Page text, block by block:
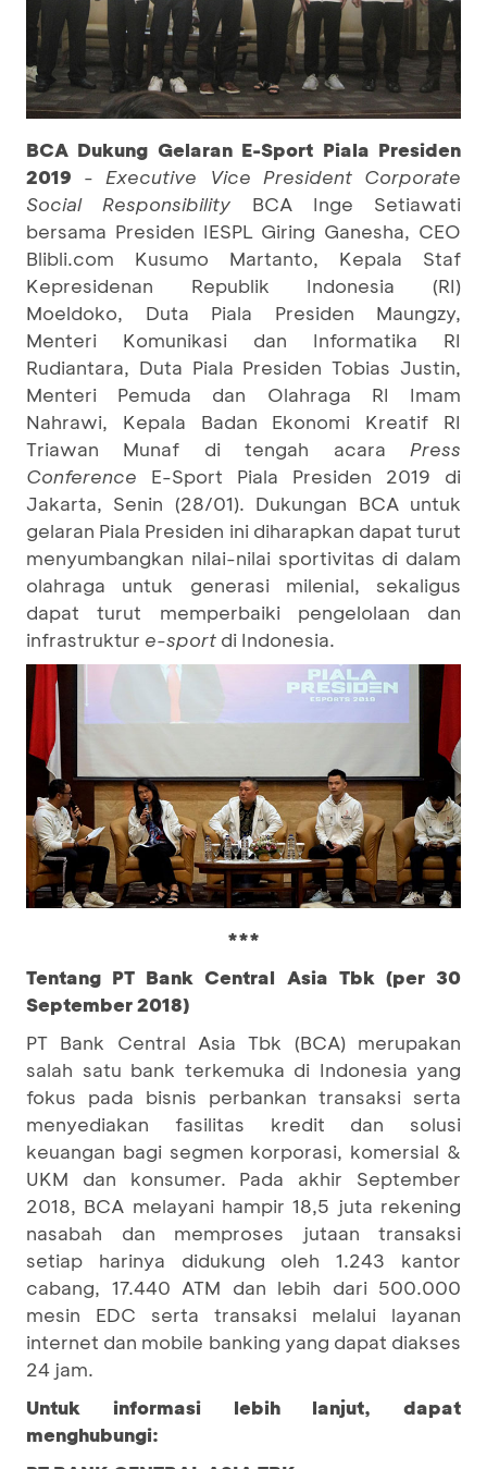
BCA Dukung Gelaran E-Sport Piala Presiden
2019 - Executive Vice President Corporate
Social Responsibility BCA Inge Setiawati
bersama Presiden IESPL Giring Ganesha, CEO
Blibli.com Kusumo Martanto, Kepala Staf
Kepresidenan Republik Indonesia (RI)
Moeldoko, Duta Piala Presiden Maungzy,
Menteri Komunikasi dan Informatika RI
Rudiantara, Duta Piala Presiden Tobias Justin,
Menteri Pemuda dan Olahraga RI Imam
Nahrawi, Kepala Badan Ekonomi Kreatif RI
Triawan Munaf di tengah acara Press
Conference E-Sport Piala Presiden 2019 di
Jakarta, Senin (28/01). Dukungan BCA untuk
gelaran Piala Presiden ini diharapkan dapat turut
menyumbangkan nilai-nilai sportivitas di dalam
olahraga untuk generasi milenial, sekaligus
dapat turut memperbaiki pengelolaan dan
infrastruktur e-sport di Indonesia.
***
Tentang PT Bank Central Asia Tbk (per 30
September 2018)
PT Bank Central Asia Tbk (BCA) merupakan
salah satu bank terkemuka di Indonesia yang
fokus pada bisnis perbankan transaksi serta
menyediakan fasilitas kredit dan solusi
keuangan bagi segmen korporasi, komersial &
UKM dan konsumer. Pada akhir September
2018, BCA melayani hampir 18,5 juta rekening
nasabah dan memproses jutaan transaksi
setiap harinya didukung oleh 1.243 kantor
cabang, 17.440 ATM dan lebih dari 500.000
mesin EDC serta transaksi melalui layanan
internet dan mobile banking yang dapat diakses
24 jam.
Untuk informasi lebih lanjut, dapat
menghubungi: